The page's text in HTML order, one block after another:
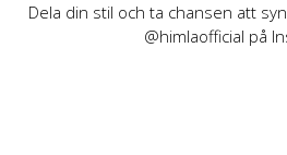
Dela din stil och ta chansen att
@himlaofficial på